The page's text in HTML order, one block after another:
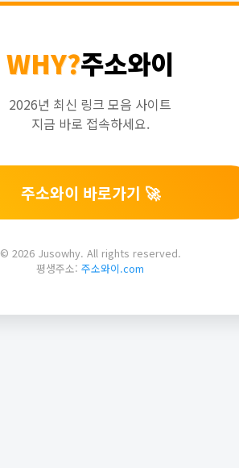
WHY?주소와이
2026년 최신 링크 모음 사이트
지금 바로 접속하세요.
주소와이 바로가기 🚀
© 2026 Jusowhy. All rights reserved.
평생주소: 주소와이.com